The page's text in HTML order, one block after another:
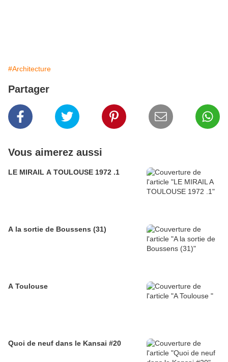
#Architecture
Partager
Vous aimerez aussi
LE MIRAIL A TOULOUSE 1972 .1
A la sortie de Boussens (31)
A Toulouse
Quoi de neuf dans le Kansai #20